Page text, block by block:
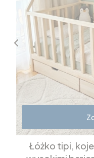
Łóżko tipi,